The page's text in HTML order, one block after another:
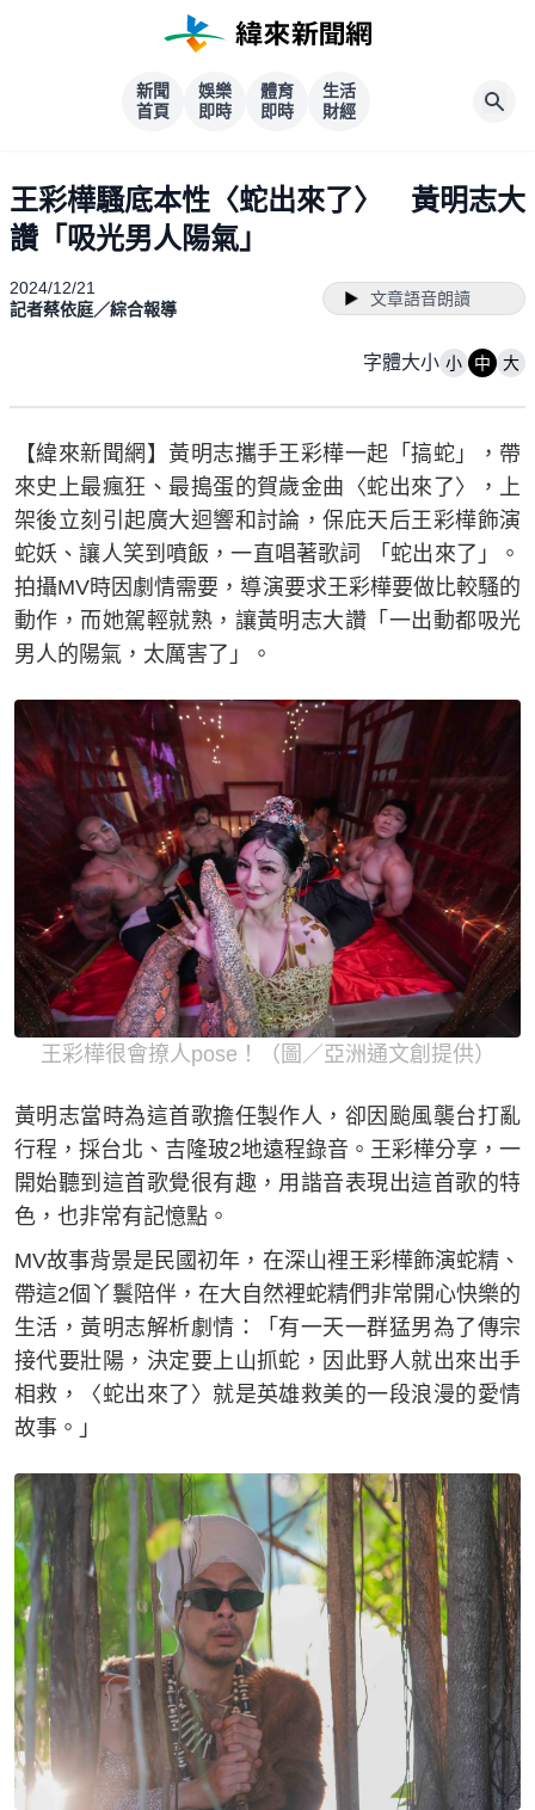
新聞
首頁
娛樂
即時
體育
即時
生活
財經
王彩樺騷底本性〈蛇出來了〉 黃明志大
讚「吸光男人陽氣」
2024/12/21
記者蔡依庭／綜合報導
文章語音朗讀
字體大小 小 中 大
【緯來新聞網】黃明志攜手王彩樺一起「搞蛇」，帶
來史上最瘋狂、最搗蛋的賀歲金曲〈蛇出來了〉，上
架後立刻引起廣大迴響和討論，保庇天后王彩樺飾演
蛇妖、讓人笑到噴飯，一直唱著歌詞 「蛇出來了」。
拍攝MV時因劇情需要，導演要求王彩樺要做比較騷的
動作，而她駕輕就熟，讓黃明志大讚「一出動都吸光
男人的陽氣，太厲害了」。
王彩樺很會撩人pose！（圖／亞洲通文創提供）
黃明志當時為這首歌擔任製作人，卻因颱風襲台打亂
行程，採台北、吉隆玻2地遠程錄音。王彩樺分享，一
開始聽到這首歌覺很有趣，用諧音表現出這首歌的特
色，也非常有記憶點。
MV故事背景是民國初年，在深山裡王彩樺飾演蛇精、
帶這2個丫鬟陪伴，在大自然裡蛇精們非常開心快樂的
生活，黃明志解析劇情：「有一天一群猛男為了傳宗
接代要壯陽，決定要上山抓蛇，因此野人就出來出手
相救，〈蛇出來了〉就是英雄救美的一段浪漫的愛情
故事。」